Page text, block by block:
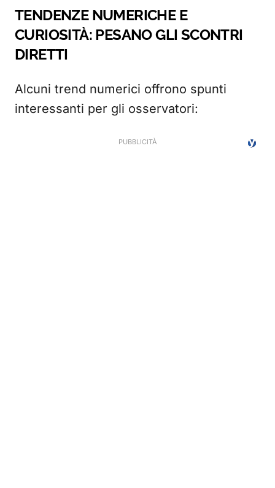
TENDENZE NUMERICHE E
CURIOSITÀ: PESANO GLI SCONTRI
DIRETTI
Alcuni trend numerici offrono spunti
interessanti per gli osservatori: